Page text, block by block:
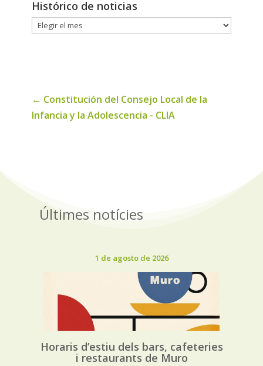
Histórico de noticias
Histórico
← Constitución del Consejo Local de la
Infancia y la Adolescencia - CLIA
Últimes notícies
1 de agosto de 2026
Horaris d’estiu dels bars, cafeteries
i restaurants de Muro